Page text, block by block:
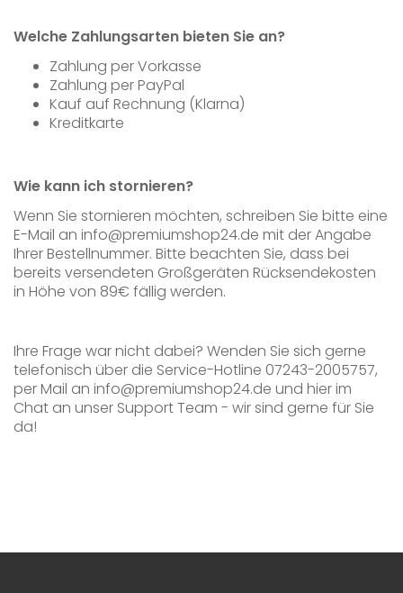
Welche Zahlungsarten bieten Sie an?
Zahlung per Vorkasse
Zahlung per PayPal
Kauf auf Rechnung (Klarna)
Kreditkarte
Wie kann ich stornieren?
Wenn Sie stornieren möchten, schreiben Sie bitte eine
E-Mail an info@premiumshop24.de mit der Angabe
Ihrer Bestellnummer. Bitte beachten Sie, dass bei
bereits versendeten Großgeräten Rücksendekosten
in Höhe von 89€ fällig werden.
Ihre Frage war nicht dabei? Wenden Sie sich gerne
telefonisch über die Service-Hotline 07243-2005757,
per Mail an info@premiumshop24.de und hier im
Chat an unser Support Team - wir sind gerne für Sie
da!